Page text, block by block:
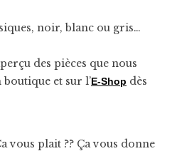
noir, blanc ou gris…
des pièces que nous
et sur l’E-Shop dès
vous plait ?? Ça vous donne